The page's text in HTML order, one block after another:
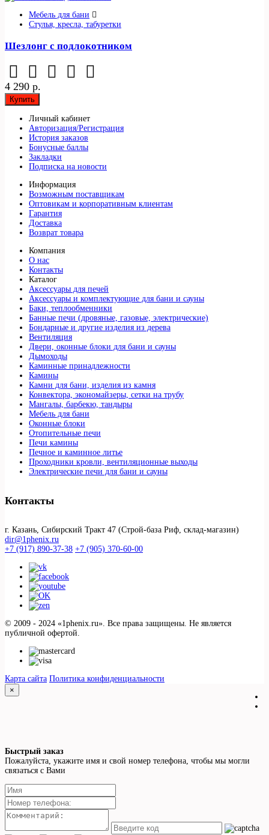
Мебель для бани
Стулья, кресла, табуретки
Шезлонг с подлокотником
4 290 р.
Купить
Личный кабинет
Авторизация/Регистрация
История заказов
Бонусные баллы
Закладки
Подписка на новости
Информация
Возможным поставщикам
Оптовикам и корпоративным клиентам
Гарантия
Доставка
Возврат товара
Компания
О нас
Контакты
Каталог
Аксессуары для печей
Аксессуары и комплектующие для бани и сауны
Баки, теплообменники
Банные печи (дровяные, газовые, электрические)
Бондарные и другие изделия из дерева
Вентиляция
Двери, оконные блоки для бани и сауны
Дымоходы
Каминные принадлежности
Камины
Камни для бани, изделия из камня
Конвектора, экономайзеры, сетки на трубу
Мангалы, барбекю, тандыры
Мебель для бани
Оконные блоки
Отопительные печи
Печи камины
Печное и каминное литье
Проходники кровли, вeнтиляционные выходы
Электрические печи для бани и сауны
Контакты
г. Казань, Сибирский Тракт 47 (Строй-база Риф, склад-магазин)
dir@1phenix.ru
+7 (917) 890-37-38 +7 (905) 370-60-00
© 2009 - 2024 «1phenix.ru». Все права защищены. Не является
публичной офертой.
Карта сайта Политика конфиденциальности
×
Быстрый заказ
Пожалуйста, укажите имя и свой номер телефона, чтобы мы могли
связаться с Вами